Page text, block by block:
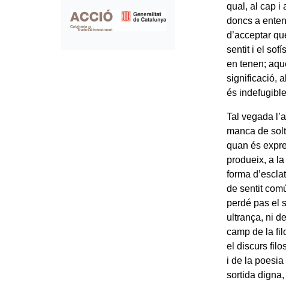
qual, al cap i
doncs a
d’acceptar
sentit i el
en tenen;
significació,
és
Tal vegada
manca de
quan és
produeix, a
forma
de sentit
perdé pas el
ultrança, ni
camp de la
el discurs
i de la
sortida digna,